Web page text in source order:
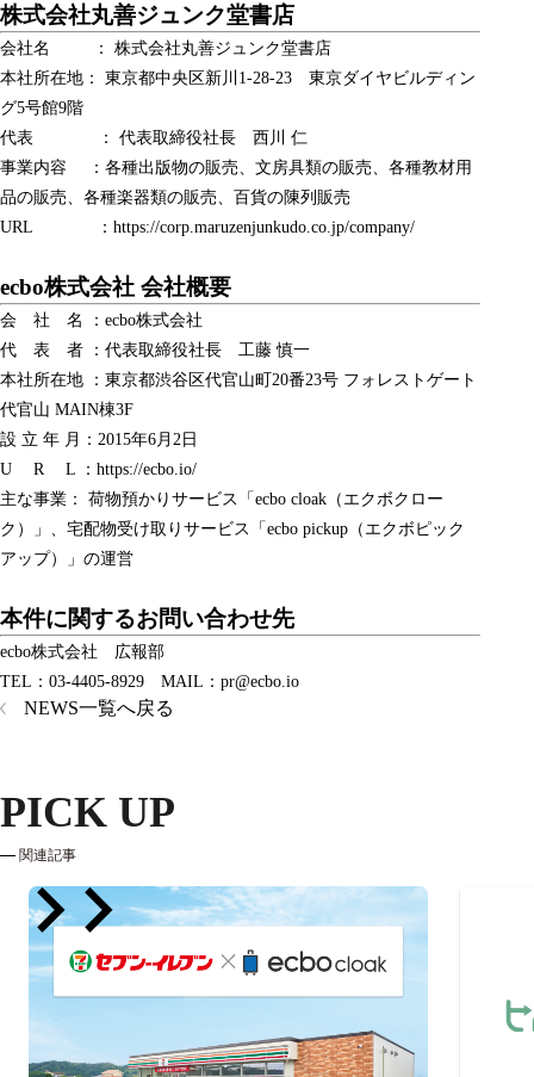
​​株式会社丸善ジュンク堂書店
会社名 ： 株式会社丸善ジュンク堂書店
本社所在地： 東京都中央区新川1-28-23 東京ダイヤビルディン
グ5号館9階
代表 ： 代表取締役社長 西川 仁
事業内容 ：各種出版物の販売、文房具類の販売、各種教材用
品の販売、各種楽器類の販売、百貨の陳列販売
URL ：https://corp.maruzenjunkudo.co.jp/company/
ecbo株式会社 会社概要
会 社 名 ：ecbo株式会社
代 表 者 ：代表取締役社長 工藤 慎一
本社所在地 ：東京都渋谷区代官山町20番23号 フォレストゲート
代官山 MAIN棟3F
設 立 年 月：2015年6月2日
U R L ： https://ecbo.io/
主な事業： 荷物預かりサービス「ecbo cloak（エクボクロー
ク）」、宅配物受け取りサービス「ecbo pickup（エクボピック
アップ）」の運営
本件に関するお問い合わせ先
ecbo株式会社 広報部
TEL：03-4405-8929 MAIL：pr@ecbo.io
NEWS一覧へ戻る
PICK UP
関連記事